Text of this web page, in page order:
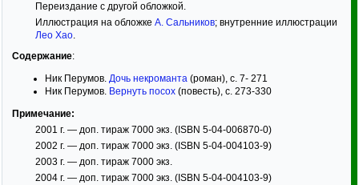
Переиздание с другой обложкой.
Иллюстрация на обложке А. Сальников; внутренние иллюстрации
Лео Хао.
Содержание:
Ник Перумов. Дочь некроманта (роман), с. 7- 271
Ник Перумов. Вернуть посох (повесть), с. 273-330
Примечание:
2001 г. — доп. тираж 7000 экз. (ISBN 5-04-006870-0)
2002 г. — доп. тираж 7000 экз. (ISBN 5-04-004103-9)
2003 г. — доп. тираж 7000 экз.
2004 г. — доп. тираж 7000 экз. (ISBN 5-04-004103-9)